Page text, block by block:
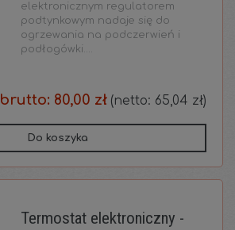
elektronicznym regulatorem
podtynkowym nadaje się do
ogrzewania na podczerwień i
podłogówki....
brutto: 80,00 zł (netto: 65,04 zł)
Do koszyka
Termostat elektroniczny -